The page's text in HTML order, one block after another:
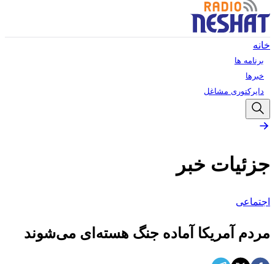
خانه
برنامه ها
خبرها
دایرکتوری مشاغل
جزئیات خبر
اجتماعی
مردم آمریکا آماده جنگ هسته‌ای می‌شوند